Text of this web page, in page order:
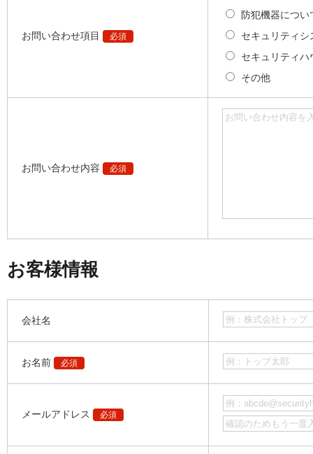
お問い合わせ項目 必須
防犯機器につい
セキュリティ
セキュリティハ
その他
お問い合わせ内容 必須
お客様情報
会社名
お名前 必須
メールアドレス 必須